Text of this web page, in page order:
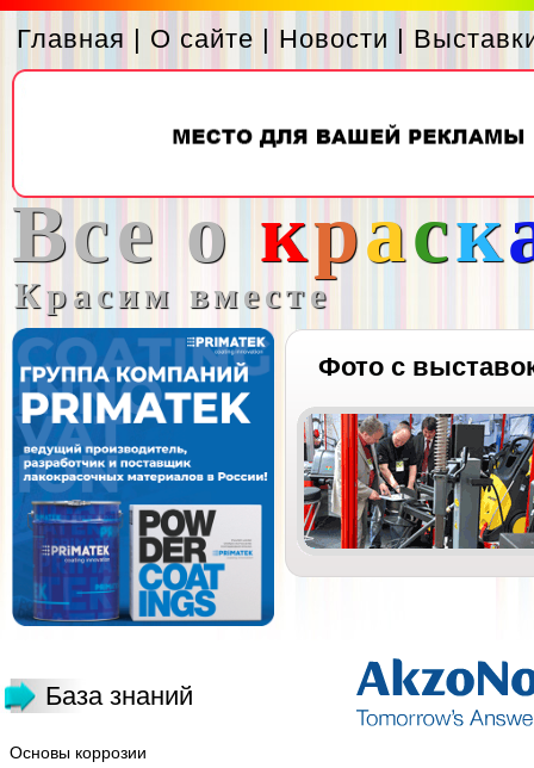
Главная | О сайте | Новости |
Все о краск
Красим вместе
Фото с
База знаний
Основы коррозии